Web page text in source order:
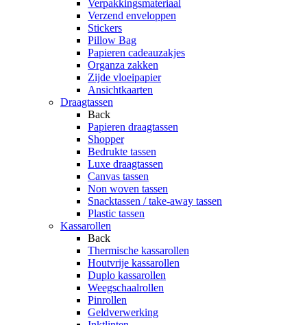
Verpakkingsmateriaal
Verzend enveloppen
Stickers
Pillow Bag
Papieren cadeauzakjes
Organza zakken
Zijde vloeipapier
Ansichtkaarten
Draagtassen
Back
Papieren draagtassen
Shopper
Bedrukte tassen
Luxe draagtassen
Canvas tassen
Non woven tassen
Snacktassen / take-away tassen
Plastic tassen
Kassarollen
Back
Thermische kassarollen
Houtvrije kassarollen
Duplo kassarollen
Weegschaalrollen
Pinrollen
Geldverwerking